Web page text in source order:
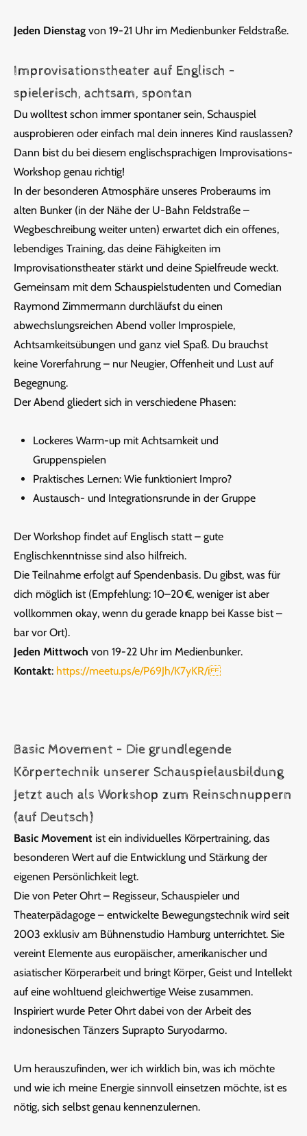
Jeden Dienstag von 19-21 Uhr im Medienbunker Feldstraße.
Improvisationstheater auf Englisch –
spielerisch, achtsam, spontan
Du wolltest schon immer spontaner sein, Schauspiel
ausprobieren oder einfach mal dein inneres Kind rauslassen?
Dann bist du bei diesem englischsprachigen Improvisations-
Workshop genau richtig!
In der besonderen Atmosphäre unseres Proberaums im
alten Bunker (in der Nähe der U-Bahn Feldstraße –
Wegbeschreibung weiter unten) erwartet dich ein offenes,
lebendiges Training, das deine Fähigkeiten im
Improvisationstheater stärkt und deine Spielfreude weckt.
Gemeinsam mit dem Schauspielstudenten und Comedian
Raymond Zimmermann durchläufst du einen
abwechslungsreichen Abend voller Improspiele,
Achtsamkeitsübungen und ganz viel Spaß. Du brauchst
keine Vorerfahrung – nur Neugier, Offenheit und Lust auf
Begegnung.
Der Abend gliedert sich in verschiedene Phasen:
Lockeres Warm-up mit Achtsamkeit und
Gruppenspielen
Praktisches Lernen: Wie funktioniert Impro?
Austausch- und Integrationsrunde in der Gruppe
Der Workshop findet auf Englisch statt – gute
Englischkenntnisse sind also hilfreich.
Die Teilnahme erfolgt auf Spendenbasis. Du gibst, was für
dich möglich ist (Empfehlung: 10–20 €, weniger ist aber
vollkommen okay, wenn du gerade knapp bei Kasse bist –
bar vor Ort).
Jeden Mittwoch von 19-22 Uhr im Medienbunker.
Kontakt: https://meetu.ps/e/P69Jh/K7yKR/i
Basic Movement – Die grundlegende
Körpertechnik unserer Schauspielausbildung
Jetzt auch als Workshop zum Reinschnuppern
(auf Deutsch)
Basic Movement ist ein individuelles Körpertraining, das
besonderen Wert auf die Entwicklung und Stärkung der
eigenen Persönlichkeit legt.
Die von Peter Ohrt – Regisseur, Schauspieler und
Theaterpädagoge – entwickelte Bewegungstechnik wird seit
2003 exklusiv am Bühnenstudio Hamburg unterrichtet. Sie
vereint Elemente aus europäischer, amerikanischer und
asiatischer Körperarbeit und bringt Körper, Geist und Intellekt
auf eine wohltuend gleichwertige Weise zusammen.
Inspiriert wurde Peter Ohrt dabei von der Arbeit des
indonesischen Tänzers Suprapto Suryodarmo.
Um herauszufinden, wer ich wirklich bin, was ich möchte
und wie ich meine Energie sinnvoll einsetzen möchte, ist es
nötig, sich selbst genau kennenzulernen.